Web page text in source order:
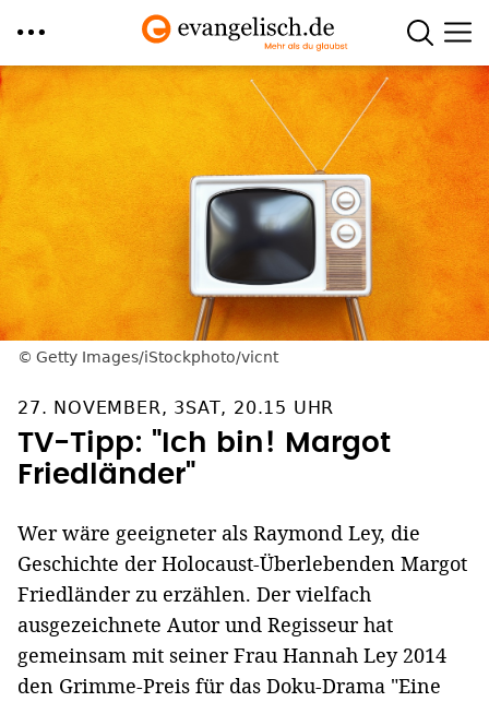
Direkt
zum
Inhalt
Getty Images/iStockphoto/vicnt
27. NOVEMBER, 3SAT, 20.15 UHR
TV-Tipp: "Ich bin! Margot
Friedländer"
Wer wäre geeigneter als Raymond Ley, die
Geschichte der Holocaust-Überlebenden Margot
Friedländer zu erzählen. Der vielfach
ausgezeichnete Autor und Regisseur hat
gemeinsam mit seiner Frau Hannah Ley 2014
den Grimme-Preis für das Doku-Drama "Eine